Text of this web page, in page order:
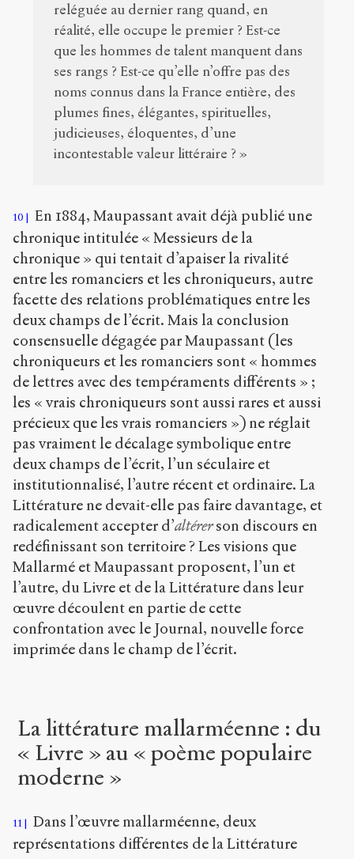
reléguée au dernier rang quand, en
réalité, elle occupe le premier ? Est-ce
que les hommes de talent manquent dans
ses rangs ? Est-ce qu’elle n’offre pas des
noms connus dans la France entière, des
plumes fines, élégantes, spirituelles,
judicieuses, éloquentes, d’une
incontestable valeur littéraire ? »
10
En 1884, Maupassant avait déjà publié une
chronique intitulée « Messieurs de la
chronique » qui tentait d’apaiser la rivalité
entre les romanciers et les chroniqueurs, autre
facette des relations problématiques entre les
deux champs de l’écrit. Mais la conclusion
consensuelle dégagée par Maupassant (les
chroniqueurs et les romanciers sont « hommes
de lettres avec des tempéraments différents » ;
les « vrais chroniqueurs sont aussi rares et aussi
précieux que les vrais romanciers ») ne réglait
pas vraiment le décalage symbolique entre
deux champs de l’écrit, l’un séculaire et
institutionnalisé, l’autre récent et ordinaire. La
Littérature ne devait-elle pas faire davantage, et
radicalement accepter d’altérerson discours en
redéfinissant son territoire ? Les visions que
Mallarmé et Maupassant proposent, l’un et
l’autre, du Livre et de la Littérature dans leur
œuvre découlent en partie de cette
confrontation avec le Journal, nouvelle force
imprimée dans le champ de l’écrit.
La littérature mallarméenne : du
« Livre » au « poème populaire
moderne »
11
Dans l’œuvre mallarméenne, deux
représentations différentes de la Littérature